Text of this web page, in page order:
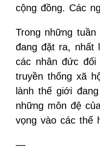
cộng đồng. Các
Trong những
đang đặt ra, nhất
các nhân đức
truyền thống xã
lành thế giới
những môn đệ
vọng vào các thế
—